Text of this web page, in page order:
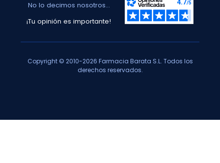
No lo decimos nosotros...
¡Tu opinión es importante!
Copyright © 2010-2026 Farmacia Barata S.L. Todos los
derechos reservados.